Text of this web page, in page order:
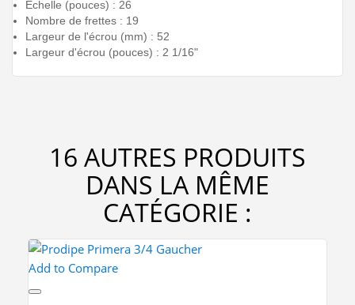
Échelle (pouces) : 26
Nombre de frettes : 19
Largeur de l'écrou (mm) : 52
Largeur d'écrou (pouces) : 2 1/16"
16 AUTRES PRODUITS
DANS LA MÊME
CATÉGORIE :
Add to Compare